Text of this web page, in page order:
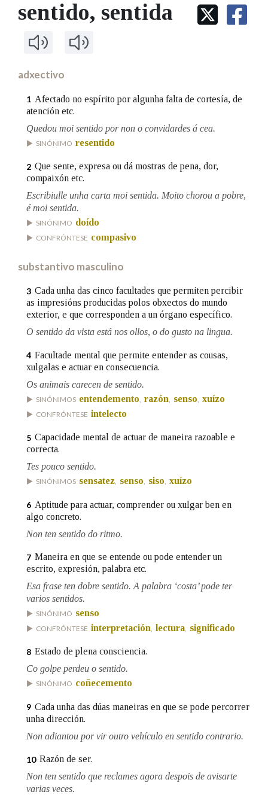
IDENTIDADE CORPORATIVA
MARCIAL DEL ADALID
FIGURAS HOMENAXEADAS
Facebook
TwitterYoutubeInstagram
Bluesky
BUSCAR NOS LEMAS
Comeza por
Contén
BUSCAR NO CONTIDO
Nas definicións
Na fraseoloxía
OUTRAS OPCIÓNS DE BUSCA
Marcas gramaticais
LIMPAR
sentido, sentida
adxectivo
1 Afectado no espírito por algunha falta de cortesía, de
atención etc.
Quedou moi sentido por non o convidardes á cea.
SINÓNIMO resentido
2 Que sente, expresa ou dá mostras de pena, dor,
compaixón etc.
Escribiulle unha carta moi sentida. Moito chorou a pobre,
é moi sentida.
SINÓNIMO doído
CONFRÓNTESE compasivo
substantivo masculino
3 Cada unha das cinco facultades que permiten percibir
as impresións producidas polos obxectos do mundo
exterior, e que corresponden a un órgano específico.
O sentido da vista está nos ollos, o do gusto na lingua.
4 Facultade mental que permite entender as cousas,
xulgalas e actuar en consecuencia.
Os animais carecen de sentido.
SINÓNIMOS entendemento razón senso xuízo
CONFRÓNTESE intelecto
5 Capacidade mental de actuar de maneira razoable e
correcta.
Tes pouco sentido.
SINÓNIMOS sensatez, senso, siso, xuízo
6 Aptitude para actuar, comprender ou xulgar ben en
algo concreto.
Non ten sentido do ritmo.
7 Maneira en que se entende ou pode entender un
escrito, expresión, palabra etc.
Esa frase ten dobre sentido. A palabra ‘costa’ pode ter
varios sentidos.
SINÓNIMO senso
CONFRÓNTESE interpretación lectura significado
8 Estado de plena consciencia.
Co golpe perdeu o sentido.
SINÓNIMO coñecemento
9 Cada unha das dúas maneiras en que se pode percorrer
unha dirección.
Non adiantou por vir outro vehículo en sentido contrario.
10 Razón de ser.
Non ten sentido que reclames agora despois de avisarte
varias veces.